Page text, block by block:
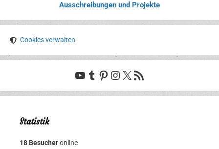
Ausschreibungen und Projekte
Cookies verwalten
YouTube
Tumblr
Pinterest
Instagram
X RSS-Feed
Statistik
18 Besucheronline